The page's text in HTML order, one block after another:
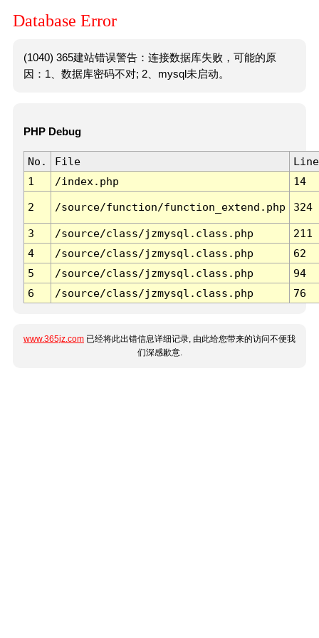
Database Error
(1040) 365建站错误警告：连接数据库失败，可能的原
因：1、数据库密码不对; 2、mysql未启动。
PHP Debug
No. File
Line
1
/index.php 14
2 /source/function/function_extend.php 324
3 /source/class/jzmysql.class.php
211
4
/source/class/jzmysql.class.php
62
5
/source/class/jzmysql.class.php
94
6
/source/class/jzmysql.class.php 76
www.365jz.com 已经将此出错信息详细记录, 由此给您带来的访问不便我
们深感歉意.